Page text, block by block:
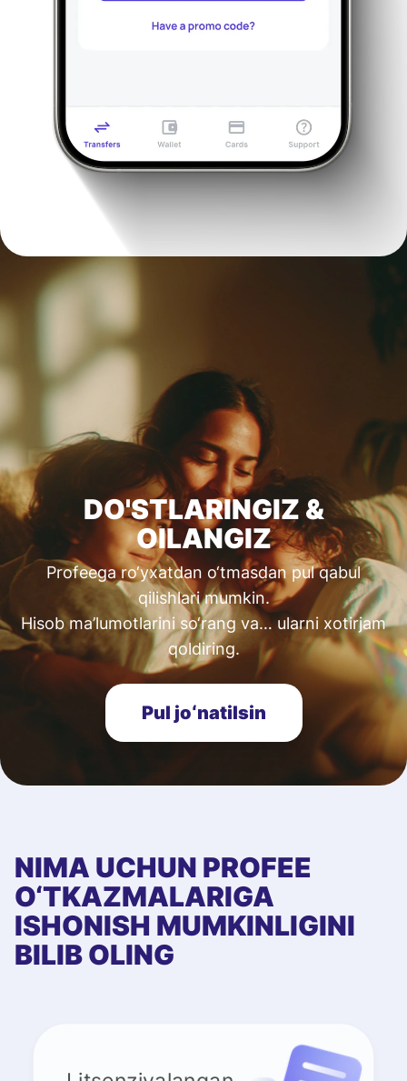
DO'STLARINGIZ &
OILANGIZ
Profeega ro‘yxatdan o‘tmasdan pul qabul
qilishlari mumkin.
Hisob ma’lumotlarini so‘rang va… ularni xotirjam
qoldiring.
Pul joʻnatilsin
NIMA UCHUN PROFEE
O‘TKAZMALARIGA
ISHONISH MUMKINLIGINI
BILIB OLING